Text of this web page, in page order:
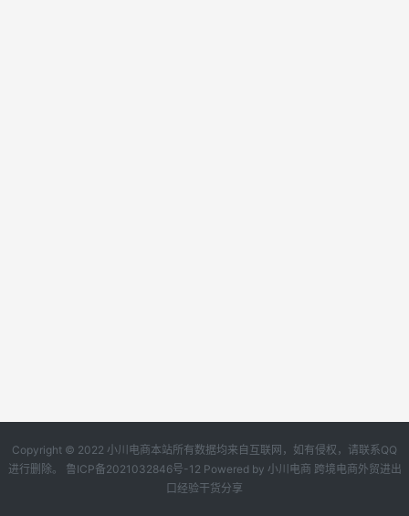
Copyright © 2022 小川电商本站所有数据均来自互联网，如有侵权，请联系QQ
进行删除。 鲁ICP备2021032846号-12 Powered by 小川电商 跨境电商外贸进出
口经验干货分享